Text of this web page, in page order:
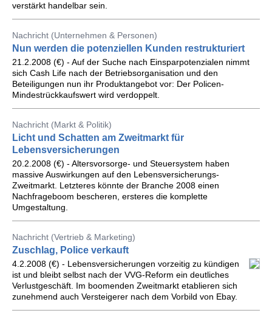
verstärkt handelbar sein.
Nachricht (Unternehmen & Personen)
Nun werden die potenziellen Kunden restrukturiert
21.2.2008 (€) - Auf der Suche nach Einsparpotenzialen nimmt
sich Cash Life nach der Betriebsorganisation und den
Beteiligungen nun ihr Produktangebot vor: Der Policen-
Mindestrückkaufswert wird verdoppelt.
Nachricht (Markt & Politik)
Licht und Schatten am Zweitmarkt für
Lebensversicherungen
20.2.2008 (€) - Altersvorsorge- und Steuersystem haben
massive Auswirkungen auf den Lebensversicherungs-
Zweitmarkt. Letzteres könnte der Branche 2008 einen
Nachfrageboom bescheren, ersteres die komplette
Umgestaltung.
Nachricht (Vertrieb & Marketing)
Zuschlag, Police verkauft
4.2.2008 (€) - Lebensversicherungen vorzeitig zu kündigen
ist und bleibt selbst nach der VVG-Reform ein deutliches
Verlustgeschäft. Im boomenden Zweitmarkt etablieren sich
zunehmend auch Versteigerer nach dem Vorbild von Ebay.